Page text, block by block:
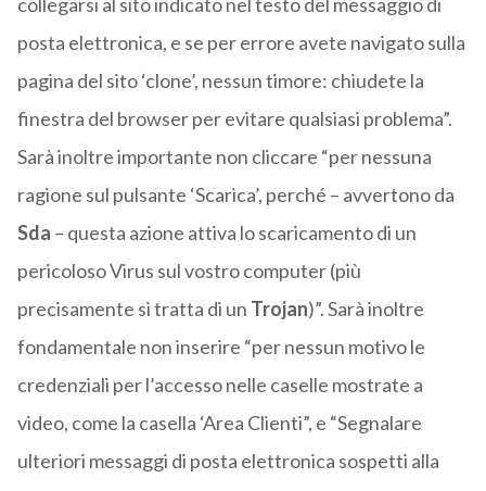
collegarsi al sito indicato nel testo del messaggio di
posta elettronica, e se per errore avete navigato sulla
pagina del sito ‘clone’, nessun timore: chiudete la
finestra del browser per evitare qualsiasi problema”.
Sarà inoltre importante non cliccare “per nessuna
ragione sul pulsante ‘Scarica’, perché – avvertono da
Sda – questa azione attiva lo scaricamento di un
pericoloso Virus sul vostro computer (più
precisamente si tratta di un Trojan)”. Sarà inoltre
fondamentale non inserire “per nessun motivo le
credenziali per l’accesso nelle caselle mostrate a
video, come la casella ‘Area Clienti”, e “Segnalare
ulteriori messaggi di posta elettronica sospetti alla